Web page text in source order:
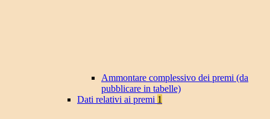
Ammontare complessivo dei premi (da
pubblicare in tabelle)
Dati relativi ai premi 1